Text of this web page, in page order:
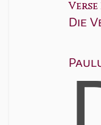
Verse
Die